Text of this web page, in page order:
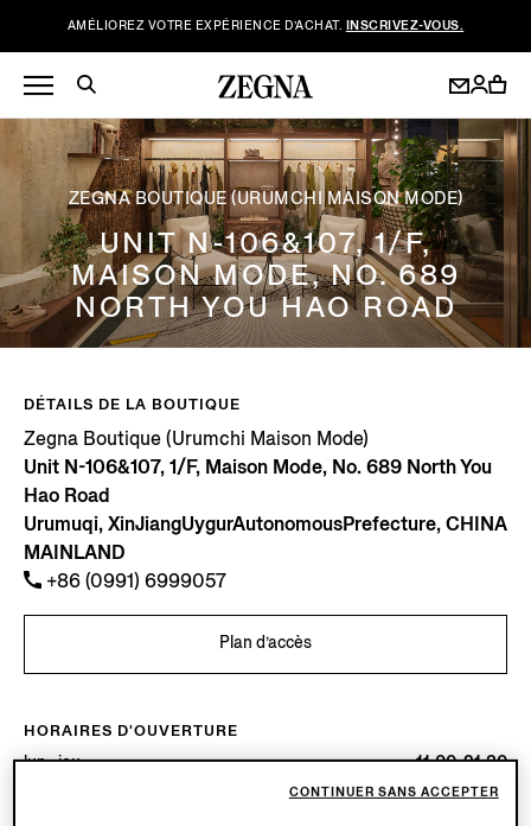
AMÉLIOREZ VOTRE EXPÉRIENCE D’ACHAT. INSCRIVEZ-VOUS.
ZEGNA BOUTIQUE (URUMCHI MAISON MODE)
UNIT N-106&107, 1/F,
MAISON MODE, NO. 689
NORTH YOU HAO ROAD
DÉTAILS DE LA BOUTIQUE
Zegna Boutique (Urumchi Maison Mode)
Unit N-106&107, 1/F, Maison Mode, No. 689 North You
Hao Road
Urumuqi, XinJiangUygurAutonomousPrefecture, CHINA
MAINLAND
+86 (0991) 6999057
Plan d’accès
HORAIRES D'OUVERTURE
lun.-jeu.
11.00-21.30
11.00-22.00
CONTINUER SANS ACCEPTER